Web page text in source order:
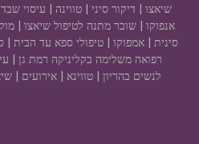
שיאצו | דיקור סיני | טווינה | עיסוי
אנפוקו | שובר מתנה לטיפול שיאצו |
סינית | אמפוקו | טיפולי ספא עד הבית |
רפואה משלימה בקליניקה רמת גן |
לנשים בהריון | טווינא | אירועים |